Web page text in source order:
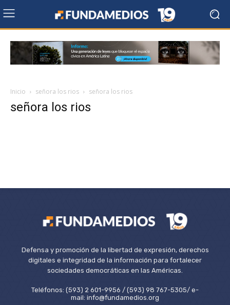
Inicio señora los rios señora los rios
señora los rios
Defensa y promoción de la libertad de expresión, derechos
digitales e integridad de la información para fortalecer
sociedades democráticas en las Américas.
Teléfonos: (593) 2 601-9956 / (593) 98 767-5305/ e-
mail: info@fundamedios.org